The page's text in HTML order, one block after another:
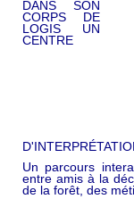
DANS SON
CORPS DE
LOGIS UN
CENTRE
Un parcours
entre amis à la
de la forêt, des